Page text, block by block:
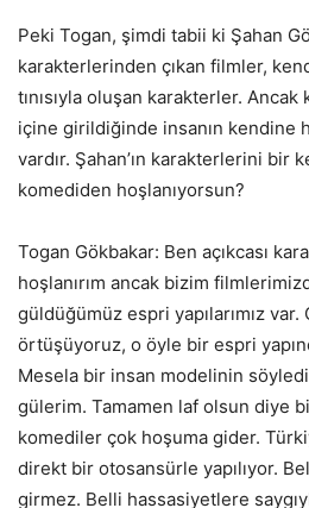
Peki Togan, şimdi tabii ki Şahan
karakterlerinden çıkan filmler,
tınısıyla oluşan karakterler.
içine girildiğinde insanın kendine
vardır. Şahan’ın karakterlerini bir
komediden hoşlanıyorsun?
Togan Gökbakar: Ben açıkcası
hoşlanırım ancak bizim
güldüğümüz espri yapılarımız
örtüşüyoruz, o öyle bir espri
Mesela bir insan modelinin
gülerim. Tamamen laf olsun diye
komediler çok hoşuma gider.
direkt bir otosansürle yapılıyor.
girmez. Belli hassasiyetlere